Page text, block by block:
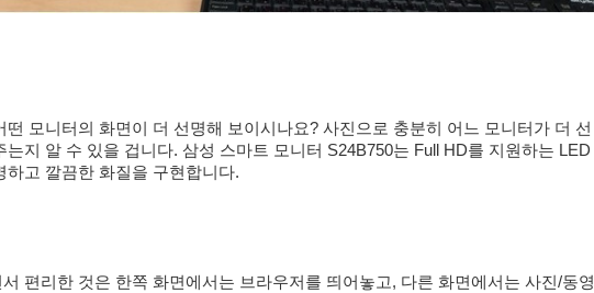
떤 모니터의 화면이 더 선명해 보이시나요? 사진으로 충분히 어느 모니터가 더 선
는지 알 수 있을 겁니다. 삼성 스마트 모니터 S24B750는 Full HD를 지원하는 LED
하고 깔끔한 화질을 구현합니다.
편리한 것은 한쪽 화면에서는 브라우저를 띄어놓고, 다른 화면에서는 사진/동영